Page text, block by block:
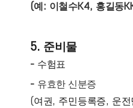
(예 : 이철수K4, 홍길동
5. 준비물
- 수험표
- 유효한 신분증
(여권, 주민등록증, 운전